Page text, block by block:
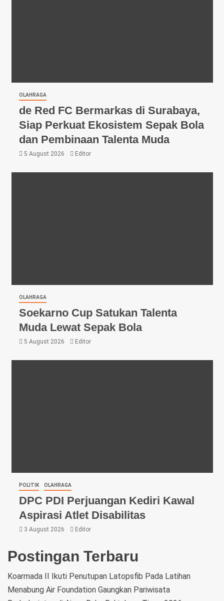
OLAHRAGA
de Red FC Bermarkas di Surabaya,
Siap Perkuat Ekosistem Sepak Bola
dan Pembinaan Talenta Muda
5 August 2026 Editor
OLAHRAGA
Soekarno Cup Satukan Talenta
Muda Lewat Sepak Bola
5 August 2026 Editor
POLITIK OLAHRAGA
DPC PDI Perjuangan Kediri Kawal
Aspirasi Atlet Disabilitas
3 August 2026 Editor
Postingan Terbaru
Koarmada II Ikuti Penutupan Latopsfib Pada Latihan
Menabung Air Foundation Gaungkan Pariwisata